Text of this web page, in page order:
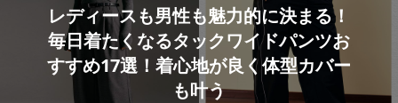
レディースも男性も魅力的に決まる！
毎日着たくなるタックワイドパンツお
すすめ17選！着心地が良く体型カバー
も叶う